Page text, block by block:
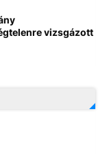
vizsgázott